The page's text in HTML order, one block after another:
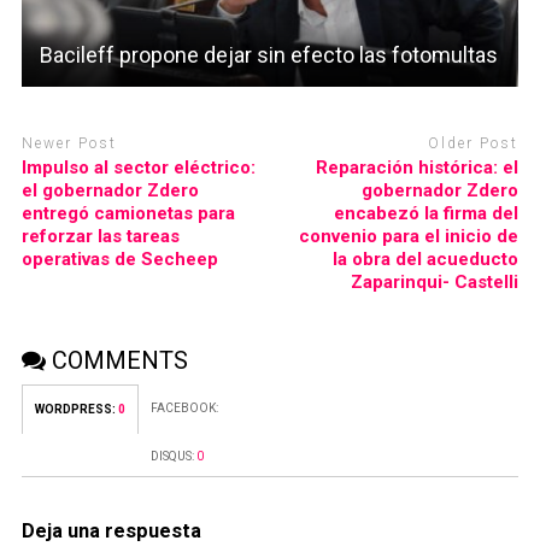
Bacileff propone dejar sin efecto las fotomultas
Newer Post
Impulso al sector eléctrico:
el gobernador Zdero
entregó camionetas para
reforzar las tareas
operativas de Secheep
Older Post
Reparación histórica: el
gobernador Zdero
encabezó la firma del
convenio para el inicio de
la obra del acueducto
Zaparinqui- Castelli
COMMENTS
WORDPRESS: 0 FACEBOOK:
DISQUS: 0
Deja una respuesta